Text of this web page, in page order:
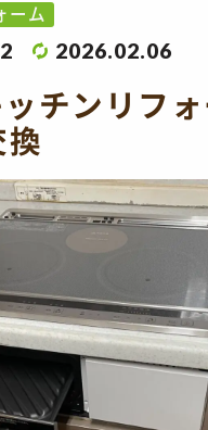
ーム
2026.02.06
チンリフォ